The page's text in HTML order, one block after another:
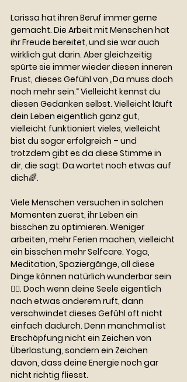
Larissa hat ihren Beruf immer gerne
gemacht. Die Arbeit mit Menschen hat
ihr Freude bereitet, und sie war auch
wirklich gut darin. Aber gleichzeitig
spürte sie immer wieder diesen inneren
Frust, dieses Gefühl von „Da muss doch
noch mehr sein.“ Vielleicht kennst du
diesen Gedanken selbst. Vielleicht läuft
dein Leben eigentlich ganz gut,
vielleicht funktioniert vieles, vielleicht
bist du sogar erfolgreich – und
trotzdem gibt es da diese Stimme in
dir, die sagt: Da wartet noch etwas auf
dich🌈.
Viele Menschen versuchen in solchen
Momenten zuerst, ihr Leben ein
bisschen zu optimieren. Weniger
arbeiten, mehr Ferien machen, vielleicht
ein bisschen mehr Selfcare. Yoga,
Meditation, Spaziergänge, all diese
Dinge können natürlich wunderbar sein
🧘‍♀️. Doch wenn deine Seele eigentlich
nach etwas anderem ruft, dann
verschwindet dieses Gefühl oft nicht
einfach dadurch. Denn manchmal ist
Erschöpfung nicht ein Zeichen von
Überlastung, sondern ein Zeichen
davon, dass deine Energie noch gar
nicht richtig fliesst.